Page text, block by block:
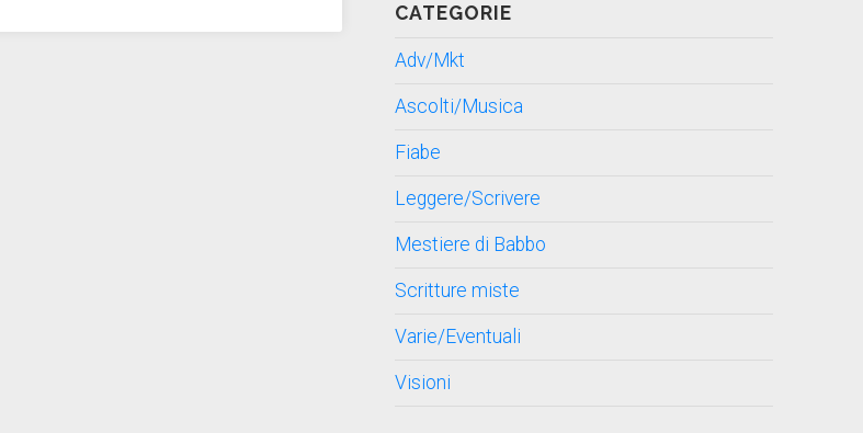
CATEGORIE
Adv/Mkt
Ascolti/Musica
Fiabe
Leggere/Scrivere
Mestiere di Babbo
Scritture miste
Varie/Eventuali
Visioni